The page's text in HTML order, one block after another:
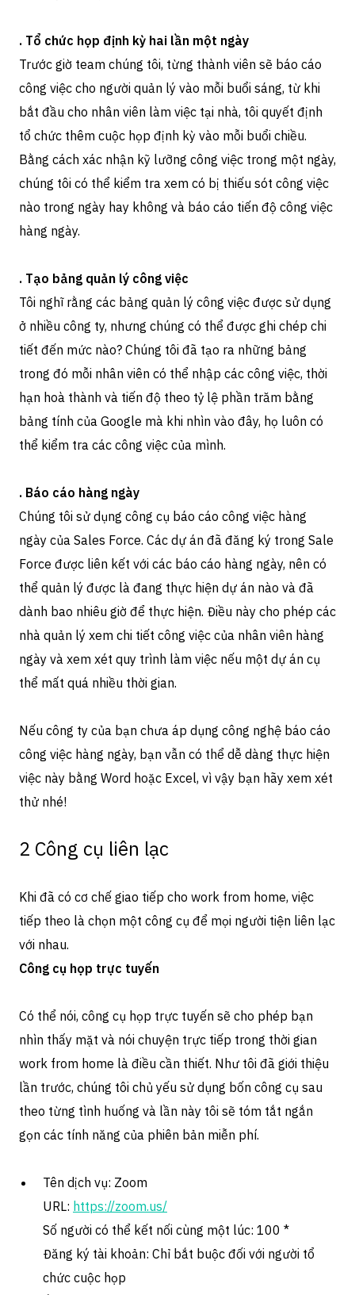
. Tổ chức họp định kỳ hai lần một ngày
Trước giờ team chúng tôi, từng thành viên sẽ báo cáo
công việc cho người quản lý vào mỗi buổi sáng, từ khi
bắt đầu cho nhân viên làm việc tại nhà, tôi quyết định
tổ chức thêm cuộc họp định kỳ vào mỗi buổi chiều.
Bằng cách xác nhận kỹ lưỡng công việc trong một ngày,
chúng tôi có thể kiểm tra xem có bị thiếu sót công việc
nào trong ngày hay không và báo cáo tiến độ công việc
hàng ngày.
. Tạo bảng quản lý công việc
Tôi nghĩ rằng các bảng quản lý công việc được sử dụng
ở nhiều công ty, nhưng chúng có thể được ghi chép chi
tiết đến mức nào? Chúng tôi đã tạo ra những bảng
trong đó mỗi nhân viên có thể nhập các công việc, thời
hạn hoà thành và tiến độ theo tỷ lệ phần trăm bằng
bảng tính của Google mà khi nhìn vào đây, họ luôn có
thể kiểm tra các công việc của mình.
. Báo cáo hàng ngày
Chúng tôi sử dụng công cụ báo cáo công việc hàng
ngày của Sales Force. Các dự án đã đăng ký trong Sale
Force được liên kết với các báo cáo hàng ngày, nên có
thể quản lý được là đang thực hiện dự án nào và đã
dành bao nhiêu giờ để thực hiện. Điều này cho phép các
nhà quản lý xem chi tiết công việc của nhân viên hàng
ngày và xem xét quy trình làm việc nếu một dự án cụ
thể mất quá nhiều thời gian.
Nếu công ty của bạn chưa áp dụng công nghệ báo cáo
công việc hàng ngày, bạn vẫn có thể dễ dàng thực hiện
việc này bằng Word hoặc Excel, vì vậy bạn hãy xem xét
thử nhé!
2 Công cụ liên lạc
Khi đã có cơ chế giao tiếp cho work from home, việc
tiếp theo là chọn một công cụ để mọi người tiện liên lạc
với nhau.
Công cụ họp trực tuyến
Có thể nói, công cụ họp trực tuyến sẽ cho phép bạn
nhìn thấy mặt và nói chuyện trực tiếp trong thời gian
work from home là điều cần thiết. Như tôi đã giới thiệu
lần trước, chúng tôi chủ yếu sử dụng bốn công cụ sau
theo từng tình huống và lần này tôi sẽ tóm tắt ngắn
gọn các tính năng của phiên bản miễn phí.
Tên dịch vụ: Zoom
URL: https://zoom.us/
Số người có thể kết nối cùng một lúc: 100 *
Đăng ký tài khoản: Chỉ bắt buộc đối với người tổ
chức cuộc họp